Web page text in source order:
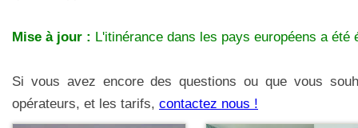
Mise à jour : L'itinérance dans les pays européens a été
Si vous avez encore des questions ou que vous
opérateurs, et les tarifs, contactez nous !